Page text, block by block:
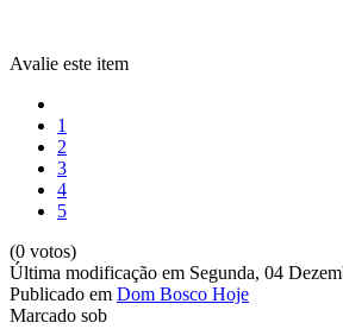
Avalie este item
1
2
3
4
5
(0 votos)
Última modificação em Segunda, 04
Publicado em Dom Bosco Hoje
Marcado sob